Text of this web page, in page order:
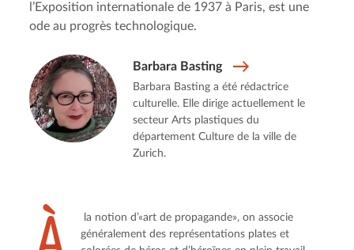
l’Exposition internationale de 1937 à Paris, est une
ode au progrès technologique.
Barbara Basting
Barbara Basting a été rédactrice
culturelle. Elle dirige actuellement le
secteur Arts plastiques du
département Culture de la ville de
Zurich.
la notion d’«art de propagande», on associe
généralement des représentations plates et